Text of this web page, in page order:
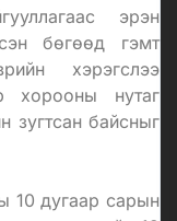
эрэн
бөгөөд гэмт
хэрэгслээ
хорооны нутаг
зугтсан байсныг
10 дугаар сарын